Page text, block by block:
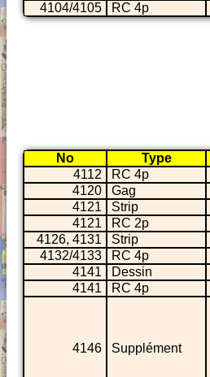
4104/4105
RC 4p
No Type
4112
RC 4p
4120
Gag
4121
Strip
4121
RC 2p
4126, 4131
Strip
4132/4133
RC 4p
4141
Dessin
4141
RC 4p
4146 Supplément